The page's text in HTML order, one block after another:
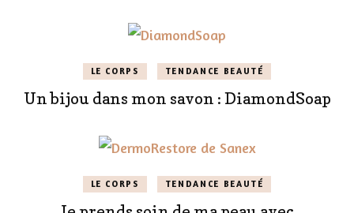
LE CORPS TENDANCE BEAUTÉ
Un bijou dans mon savon : DiamondSoap
LE CORPS TENDANCE BEAUTÉ